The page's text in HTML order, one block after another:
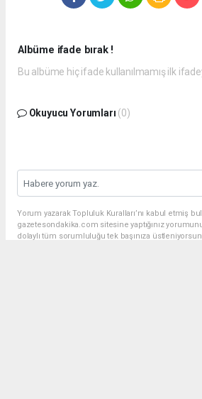
Albüme ifade bırak !
Bu albüme hiç ifade kullanılmamış ilk
Okuyucu Yorumları (0)
Yorum yazarak Topluluk Kuralları’nı kabul etmiş
gazetesondakika.com sitesine yaptığınız
dolaylı tüm sorumluluğu tek başınıza